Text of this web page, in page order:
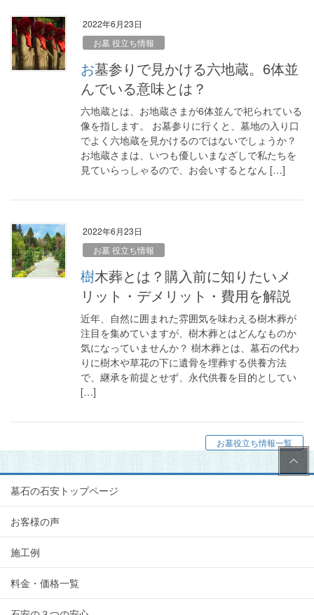
2022年6月23日
お墓 役立ち情報
お墓参りで見かける六地蔵。6体並
んでいる意味とは？
六地蔵とは、お地蔵さまが6体並んで祀られている
像を指します。 お墓参りに行くと、墓地の入り口
でよく六地蔵を見かけるのではないでしょうか？
お地蔵さまは、いつも優しいまなざしで私たちを
見ていらっしゃるので、お会いするとなん […]
2022年6月23日
お墓 役立ち情報
樹木葬とは？購入前に知りたいメ
リット・デメリット・費用を解説
近年、自然に囲まれた雰囲気を味わえる樹木葬が
注目を集めていますが、樹木葬とはどんなものか
気になっていませんか？ 樹木葬とは、墓石の代わ
りに樹木や草花の下に遺骨を埋葬する供養方法
で、継承を前提とせず、永代供養を目的としてい
[…]
お墓役立ち情報一覧
墓石の石安トップページ
お客様の声
施工例
料金・価格一覧
PAG
E